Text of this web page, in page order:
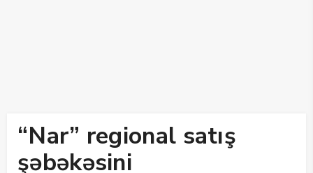
“Nar” regional satış
şəbəkəsini